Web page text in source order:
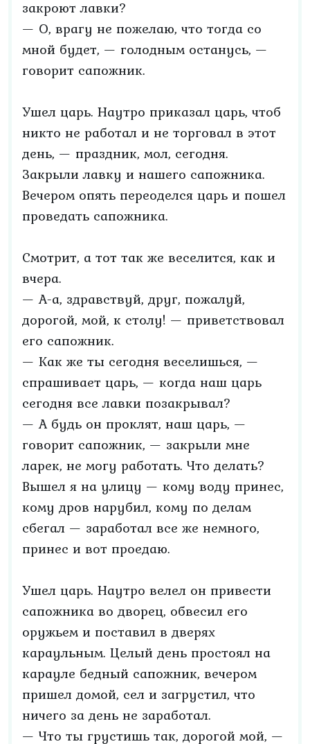
закроют лавки?
— О, врагу не пожелаю, что тогда со
мной будет, — голодным останусь, —
говорит сапожник.
Ушел царь. Наутро приказал царь, чтоб
никто не работал и не торговал в этот
день, — праздник, мол, сегодня.
Закрыли лавку и нашего сапожника.
Вечером опять переоделся царь и пошел
проведать сапожника.
Смотрит, а тот так же веселится, как и
вчера.
— А-а, здравствуй, друг, пожалуй,
дорогой, мой, к столу! — приветствовал
его сапожник.
— Как же ты сегодня веселишься, —
спрашивает царь, — когда наш царь
сегодня все лавки позакрывал?
— А будь он проклят, наш царь, —
говорит сапожник, — закрыли мне
ларек, не могу работать. Что делать?
Вышел я на улицу — кому воду принес,
кому дров нарубил, кому по делам
сбегал — заработал все же немного,
принес и вот проедаю.
Ушел царь. Наутро велел он привести
сапожника во дворец, обвесил его
оружьем и поставил в дверях
караульным. Целый день простоял на
карауле бедный сапожник, вечером
пришел домой, сел и загрустил, что
ничего за день не заработал.
— Что ты грустишь так, дорогой мой, —